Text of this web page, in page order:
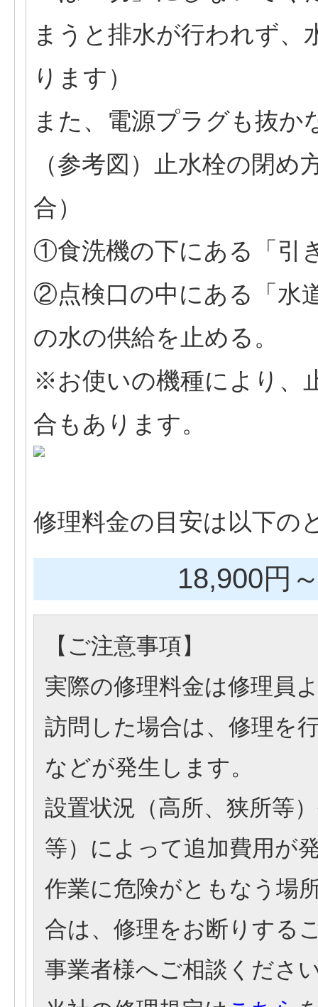
まうと排水が行われず、
ります）
また、電源プラグも抜か
（参考図）止水栓の閉
合）
①食洗機の下にある「引
②点検口の中にある「水
の水の供給を止める。
※お使いの機種により、
合もあります。
修理料金の目安は以下の
18,900円
【 ご注意事項】
実際の修理料金は修理員
訪問した場合は、修理を
などが発生します。
設置状況（高所、狭所等
等）によって追加費用が
作業に危険がともなう場
合は、修理をお断りする
事業者様へご相談くださ